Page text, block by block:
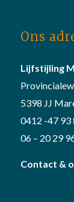
Ons
Lijfstijling
5398 JJ
0412 -47 93
06 – 20 29
Contact &